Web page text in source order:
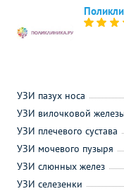
УЗИ пазух носа
УЗИ вилочковой
УЗИ плечевого сустава
УЗИ мочевого пузыря
УЗИ слюнных желез
УЗИ селезенки